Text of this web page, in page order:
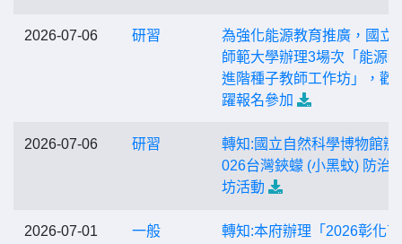
2026-07-06 研習
為強化能源教育推廣，國立
師範大學辦理3場次「能源
進階種子教師工作坊」，歡
躍報名參加
2026-07-06 研習
轉知:國立自然科學博物館辦
026台灣鋏蠓 (小黑蚊) 防治
坊活動
2026-07-01 一般
轉知:本府辦理「2026彰化